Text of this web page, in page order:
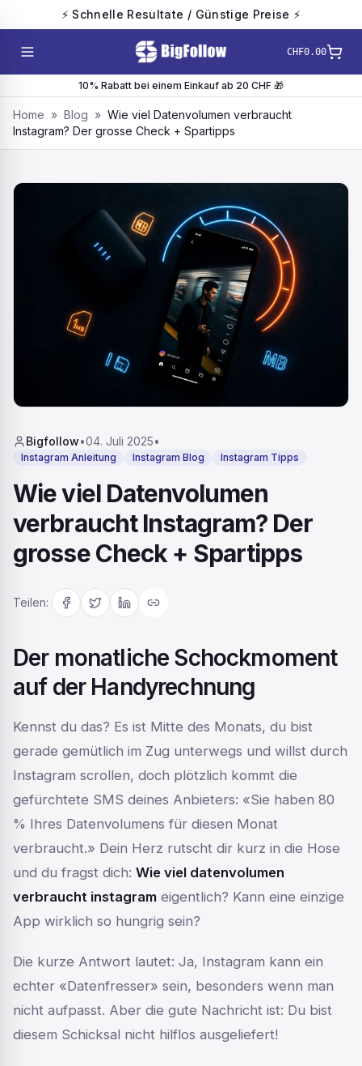
⚡ Schnelle Resultate / Günstige Preise ⚡
CHF0.00
10% Rabatt bei einem Einkauf ab 20 CHF 🎁
Home » Blog » Wie viel Datenvolumen verbraucht
Instagram? Der grosse Check + Spartipps
Bigfollow•04. Juli 2025•
Instagram Anleitung Instagram Blog Instagram Tipps
Wie viel Datenvolumen
verbraucht Instagram? Der
grosse Check + Spartipps
Teilen:
Der monatliche Schockmoment
auf der Handyrechnung
Kennst du das? Es ist Mitte des Monats, du bist
gerade gemütlich im Zug unterwegs und willst durch
Instagram scrollen, doch plötzlich kommt die
gefürchtete SMS deines Anbieters: «Sie haben 80
% Ihres Datenvolumens für diesen Monat
verbraucht.» Dein Herz rutscht dir kurz in die Hose
und du fragst dich: Wie viel datenvolumen
verbraucht instagram eigentlich? Kann eine einzige
App wirklich so hungrig sein?
Die kurze Antwort lautet: Ja, Instagram kann ein
echter «Datenfresser» sein, besonders wenn man
nicht aufpasst. Aber die gute Nachricht ist: Du bist
diesem Schicksal nicht hilflos ausgeliefert!